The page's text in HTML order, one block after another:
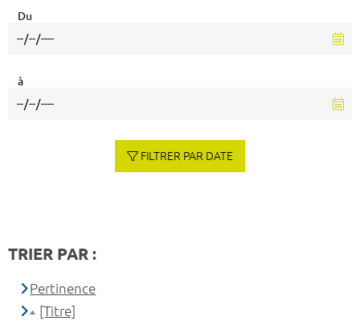
Du
à
FILTRER PAR DATE
TRIER PAR :
Pertinence
[Titre]